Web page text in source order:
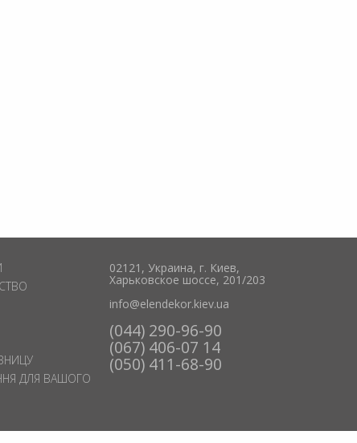
ДЛЯ ВАШОГО
02121, Украина, г. Киев,
Харьковское шоссе, 201/203
info@elendekor.kiev.ua
(044) 290-96-90
(067) 406-07 14
(050) 411-68-90